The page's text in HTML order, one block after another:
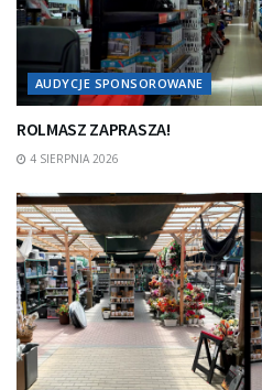
AUDYCJE SPONSOROWANE
ROLMASZ ZAPRASZA!
4 SIERPNIA 2026